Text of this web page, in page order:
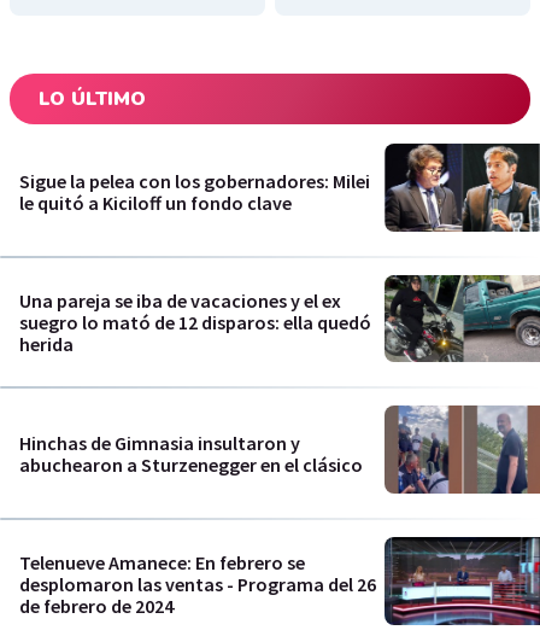
LO ÚLTIMO
Sigue la pelea con los gobernadores: Milei
le quitó a Kiciloff un fondo clave
Una pareja se iba de vacaciones y el ex
suegro lo mató de 12 disparos: ella quedó
herida
Hinchas de Gimnasia insultaron y
abuchearon a Sturzenegger en el clásico
Telenueve Amanece: En febrero se
desplomaron las ventas - Programa del 26
de febrero de 2024